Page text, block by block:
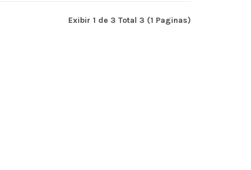
Exibir 1 de 3 Total 3 (1 Paginas)